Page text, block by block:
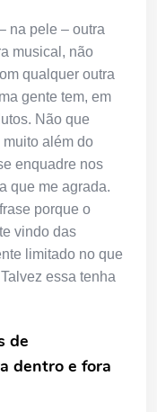
na pele – outra
musical, não
qualquer outra
gente tem, em
Não que
além do
enquadre nos
que me agrada.
porque o
vindo das
limitado no que
essa tenha
de
dentro e fora